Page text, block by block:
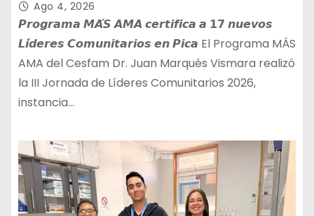
Ago 4, 2026
𝙋𝙧𝙤𝙜𝙧𝙖𝙢𝙖 𝙈𝘼́𝙎 𝘼𝙈𝘼 𝙘𝙚𝙧𝙩𝙞𝙛𝙞𝙘𝙖 𝙖 𝟭𝟳 𝙣𝙪𝙚𝙫𝙤𝙨
𝙇𝙞́𝙙𝙚𝙧𝙚𝙨 𝘾𝙤𝙢𝙪𝙣𝙞𝙩𝙖𝙧𝙞𝙤𝙨 𝙚𝙣 𝙋𝙞𝙘𝙖 El Programa MÁS
AMA del Cesfam Dr. Juan Marqués Vismara realizó
la III Jornada de Líderes Comunitarios 2026,
instancia…